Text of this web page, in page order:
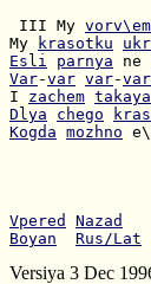
III My
My
krasotku
Esli
parnya ne
Var-var var-
I zachem takaya
Dlya
chego
Kogda mozhno
Vpered
Nazad
Boyan
Rus/Lat
Versiya 3 Dec